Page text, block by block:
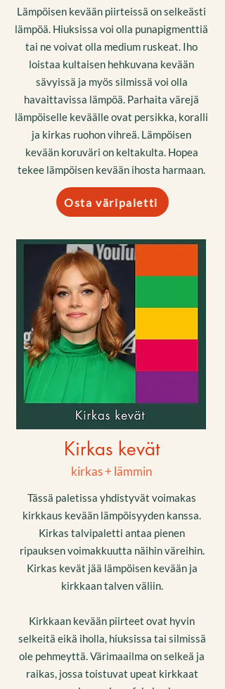
Lämpöisen kevään piirteissä on selkeästi
lämpöä. Hiuksissa voi olla punapigmenttiä
tai ne voivat olla medium ruskeat. Iho
loistaa kultaisen hehkuvana kevään
sävyissä ja myös silmissä voi olla
havaittavissa lämpöä. Parhaita värejä
lämpöiselle keväälle ovat persikka, koralli
ja kirkas ruohon vihreä. Lämpöisen
kevään koruväri on keltakulta. Hopea
tekee lämpöisen kevään ihosta harmaan.
Osta väripaletti
Kirkas kevät
kirkas + lämmin
Tässä paletissa yhdistyvät voimakas
kirkkaus kevään lämpöisyyden kanssa.
Kirkas talvipaletti antaa pienen
ripauksen voimakkuutta näihin väreihin.
Kirkas kevät jää lämpöisen kevään ja
kirkkaan talven väliin.
Kirkkaan kevään piirteet ovat hyvin
selkeitä eikä iholla, hiuksissa tai silmissä
ole pehmeyttä. Värimaailma on selkeä ja
raikas, jossa toistuvat upeat kirkkaat